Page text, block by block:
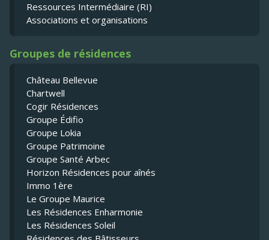
Ressources Intermédiaire (RI)
Associations et organisations
Groupes de résidences
Château Bellevue
Chartwell
Cogir Résidences
Groupe Édifio
Groupe Lokia
Groupe Patrimoine
Groupe Santé Arbec
Horizon Résidences pour aînés
Immo 1ère
Le Groupe Maurice
Les Résidences Enharmonie
Les Résidences Soleil